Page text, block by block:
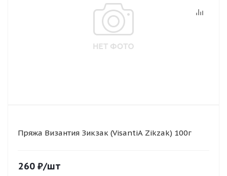
Пряжа Византия Зикзак (VisantiA Zikzak) 100г
260 ₽/шт